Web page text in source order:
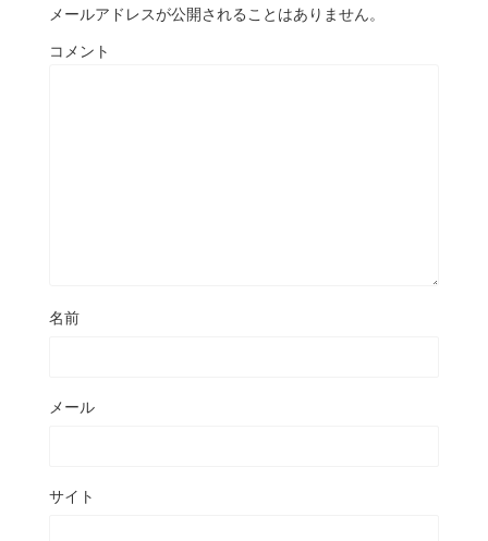
メールアドレスが公開されることはありません。
コメント
名前
メール
サイト